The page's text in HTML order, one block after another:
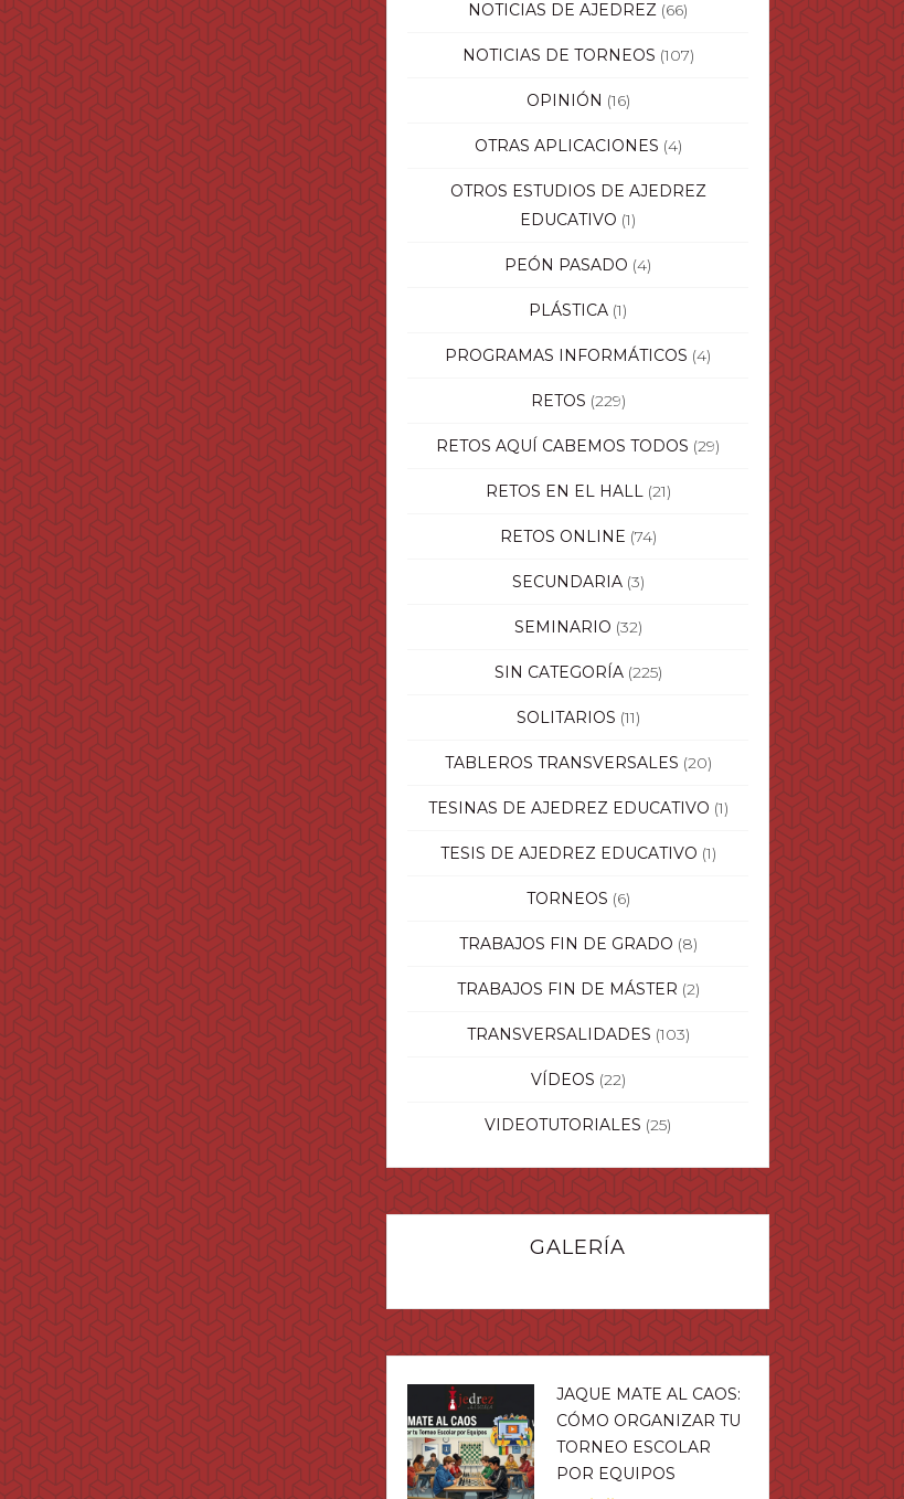
NOTICIAS DE AJEDREZ (66)
NOTICIAS DE TORNEOS (107)
OPINIÓN (16)
OTRAS APLICACIONES (4)
OTROS ESTUDIOS DE AJEDREZ
EDUCATIVO (1)
PEÓN PASADO (4)
PLÁSTICA (1)
PROGRAMAS INFORMÁTICOS (4)
RETOS (229)
RETOS AQUÍ CABEMOS TODOS (29)
RETOS EN EL HALL (21)
RETOS ONLINE (74)
SECUNDARIA(3)
SEMINARIO (32)
SIN CATEGORÍA(225)
SOLITARIOS (11)
TABLEROS TRANSVERSALES (20)
TESINAS DE AJEDREZ EDUCATIVO (1)
TESIS DE AJEDREZ EDUCATIVO (1)
TORNEOS (6)
TRABAJOS FIN DE GRADO (8)
TRABAJOS FIN DE MÁSTER (2)
TRANSVERSALIDADES (103)
VÍDEOS (22)
VIDEOTUTORIALES (25)
GALERÍA
JAQUE MATE AL CAOS:
CÓMO ORGANIZAR TU
TORNEO ESCOLAR
POR EQUIPOS